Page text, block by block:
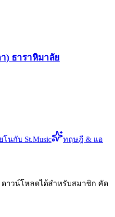
) ธาราหิมาลัย
โนกับ St.Music
ทฤษฎี & แอ
ดาวน์โหลดได้สำหรับสมาชิก คัด